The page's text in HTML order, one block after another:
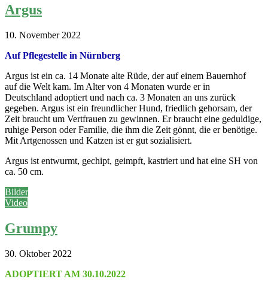
Argus
10. November 2022
Auf Pflegestelle in Nürnberg
Argus ist ein ca. 14 Monate alte Rüde, der auf einem Bauernhof
auf die Welt kam. Im Alter von 4 Monaten wurde er in
Deutschland adoptiert und nach ca. 3 Monaten an uns zurück
gegeben. Argus ist ein freundlicher Hund, friedlich gehorsam, der
Zeit braucht um Vertfrauen zu gewinnen. Er braucht eine geduldige,
ruhige Person oder Familie, die ihm die Zeit gönnt, die er benötige.
Mit Artgenossen und Katzen ist er gut sozialisiert.
Argus ist entwurmt, gechipt, geimpft, kastriert und hat eine SH von
ca. 50 cm.
Bilder
Video
Grumpy
30. Oktober 2022
ADOPTIERT AM 30.10.2022